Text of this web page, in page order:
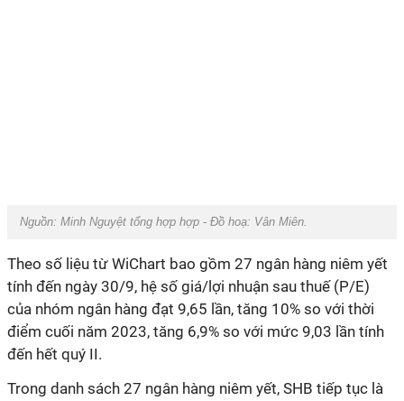
Nguồn: Minh Nguyệt tổng hợp hợp - Đồ hoạ: Vân Miên.
Theo số liệu từ WiChart bao gồm 27 ngân hàng niêm yết
tính đến ngày 30/9, hệ số giá/lợi nhuận sau thuế (P/E)
của nhóm ngân hàng đạt 9,65 lần, tăng 10% so với thời
điểm cuối năm 2023, tăng 6,9% so với mức 9,03 lần tính
đến hết quý II.
Trong danh sách 27 ngân hàng niêm yết, SHB tiếp tục là